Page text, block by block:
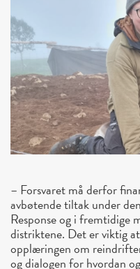
– Forsvaret må derfor
avbøtende tiltak under
Response og i fremtidige
distriktene. Det er viktig
opplæringen om
og dialogen for hvordan